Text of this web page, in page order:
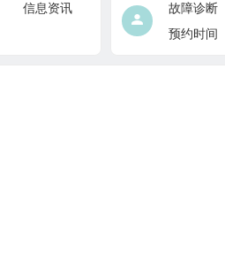
信息资讯
故障诊断
预约时间